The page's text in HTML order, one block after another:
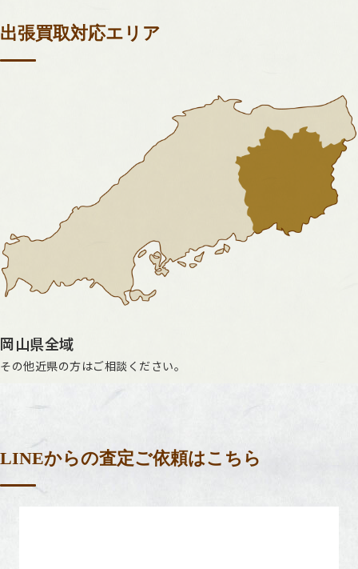
出張買取対応エリア
岡山県全域
その他近県の方はご相談ください。
LINEからの査定ご依頼はこちら